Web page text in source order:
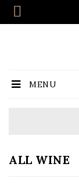
MENU
ALL WINE